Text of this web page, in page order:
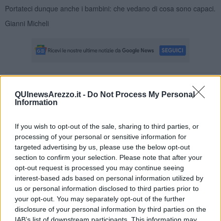
QUInewsArezzo.it - Do Not Process My Personal
Information
If you wish to opt-out of the sale, sharing to third parties, or
processing of your personal or sensitive information for
targeted advertising by us, please use the below opt-out
section to confirm your selection. Please note that after your
opt-out request is processed you may continue seeing
interest-based ads based on personal information utilized by
us or personal information disclosed to third parties prior to
your opt-out. You may separately opt-out of the further
disclosure of your personal information by third parties on the
Portateci dunque anche i bambini: che vedano di cosa sono capaci.
Gianni Micheli
Se vuoi leggere le notizie principali della Toscana iscriviti alla
Newsletter QUInews - ToscanaMedia.Arriva gratis tutti i giorni
alle 20:00 direttamente nella tua casella di posta.
Basta cliccare QUI
Fotogallery